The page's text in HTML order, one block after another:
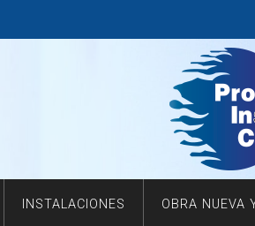
INSTALACIONES OBRA NUEVA